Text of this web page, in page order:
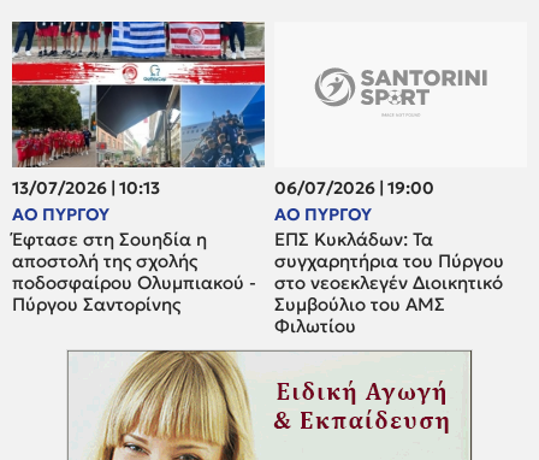
13/07/2026 | 10:13
ΑΟ ΠΥΡΓΟΥ
Έφτασε στη Σουηδία η
αποστολή της σχολής
ποδοσφαίρου Ολυμπιακού -
Πύργου Σαντορίνης
06/07/2026 | 19:00
ΑΟ ΠΥΡΓΟΥ
ΕΠΣ Κυκλάδων: Τα
συγχαρητήρια του Πύργου
στο νεοεκλεγέν Διοικητικό
Συμβούλιο του ΑΜΣ
Φιλωτίου